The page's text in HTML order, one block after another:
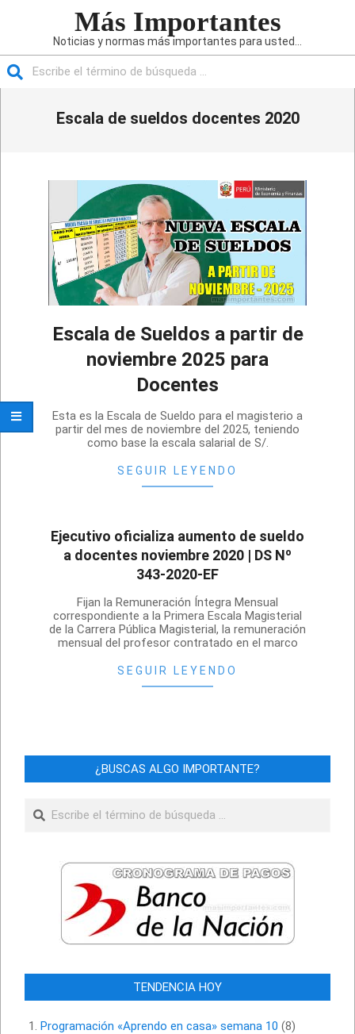
Más Importantes
Noticias y normas más importantes para usted...
Escala de sueldos docentes 2020
Escala de Sueldos a partir de
noviembre 2025 para
Docentes
11-
Esta es la Escala de Sueldo para el magisterio a
partir del mes de noviembre del 2025, teniendo
como base la escala salarial de S/.
SEGUIR LEYENDO
Ejecutivo oficializa aumento de sueldo
a docentes noviembre 2020 | DS Nº
343-2020-EF
11-
05
Fijan la Remuneración Íntegra Mensual
correspondiente a la Primera Escala Magisterial
de la Carrera Pública Magisterial, la remuneración
mensual del profesor contratado en el marco
SEGUIR LEYENDO
¿BUSCAS ALGO IMPORTANTE?
Buscar
TENDENCIA HOY
Programación «Aprendo en casa» semana 10 (8)